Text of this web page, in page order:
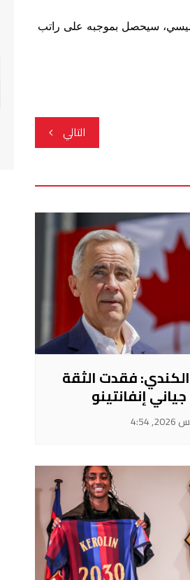
ميسي، سيحصل بموجبه على راتب
التالي
فقدت الثقة
إنفانتينو